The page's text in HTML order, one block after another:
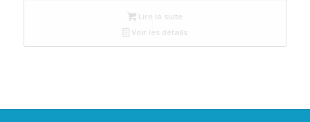
Lire la suite
Voir les détails